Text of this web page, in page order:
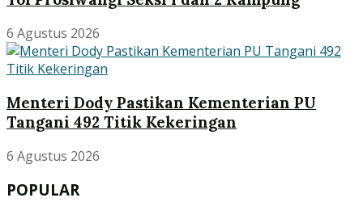
6 Agustus 2026
Menteri Dody Pastikan Kementerian PU
Tangani 492 Titik Kekeringan
6 Agustus 2026
POPULAR